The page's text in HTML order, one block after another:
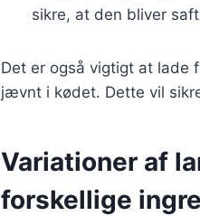
sikre, at den bliver
Det er også vigtigt at lade
jævnt i kødet. Dette vil
Variationer af
forskellige